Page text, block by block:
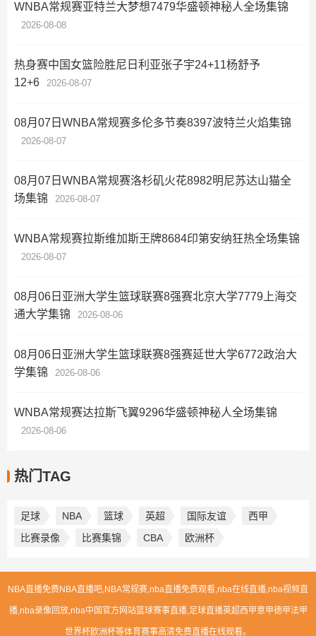
WNBA常规赛亚特兰大梦想7479华盛顿神秘人全场集锦
2026-08-08
热身赛中国女篮险胜尼日利亚张子宇24+11杨舒予
12+6
2026-08-07
08月07日WNBA常规赛多伦多节奏8397波特兰火焰集锦
2026-08-07
08月07日WNBA常规赛洛杉矶火花8982明尼苏达山猫全
场集锦
2026-08-07
WNBA常规赛拉斯维加斯王牌8684印第安纳狂热全场集锦
2026-08-07
08月06日亚洲大学生篮球联赛8强赛北京大学7779上海交
通大学集锦
2026-08-06
08月06日亚洲大学生篮球联赛8强赛延世大学6772政治大
学集锦
2026-08-06
WNBA常规赛达拉斯飞翼9296华盛顿神秘人全场集锦
2026-08-06
热门TAG
足球 NBA 篮球 英超 国际友谊
西甲
比赛录像
比赛集锦 CBA 欧洲杯
NBA直播免费NBA直播吧,NBA常规赛,nba直播免费观看,nba在线直播,nba视频直
播,nba录像回放,nba中国官方网站篮球赛事直播,足球直播英超西甲意甲德甲法甲
世界杯欧洲杯等体育赛事高清免费直播在线观看。